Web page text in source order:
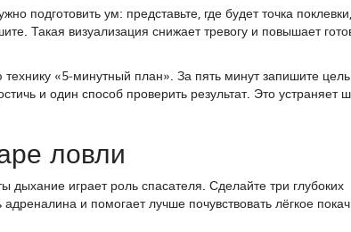
подготовить ум: представьте, где будет точка
Такая визуализация снижает тревогу и повышает
«5‑минутный план». За пять минут запишите цель
и один способ проверить результат. Это устраняет
ловли
играет роль спасателя. Сделайте три глубоких
и помогает лучше почувствовать лёгкое